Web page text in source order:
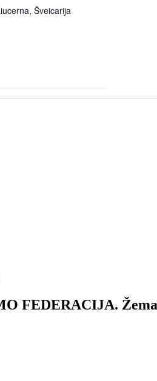
Šveicarija
FEDERACIJA.